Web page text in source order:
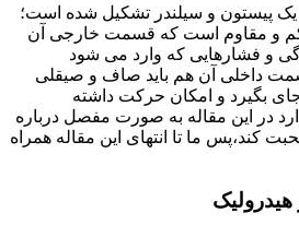
یک پیستون و سیلندر تشکیل شده است؛
و مقاوم است که قسمت خارجی آن
و فشارهایی که وارد می شود
داخلی آن هم باید صاف و صیقلی
بگیرد و امکان حرکت داشته
در این مقاله به صورت مفصل درباره
کند،پس ما تا انتهای این مقاله همراه